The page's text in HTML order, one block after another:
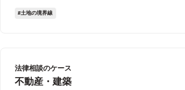
土地の境界線
法律相談のケース
不動産・建築